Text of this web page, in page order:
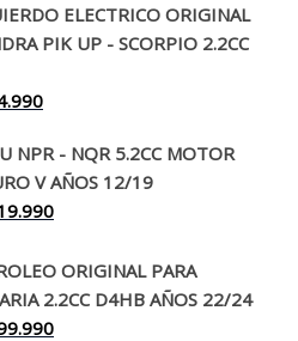
ELECTRICO ORIGINAL
PIK UP - SCORPIO 2.2CC
El
actual
es:
$94.990.
NPR - NQR 5.2CC MOTOR
V AÑOS 12/19
El
actual
es:
$519.990.
ORIGINAL PARA
2.2CC D4HB AÑOS 22/24
El